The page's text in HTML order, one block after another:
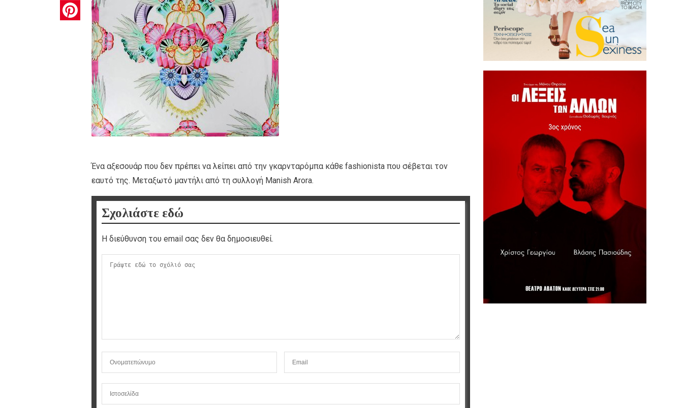
Pinterest
Ένα αξεσουάρ που δεν πρέπει να λείπει από την γκαρνταρόμπα κάθε fashionista που σέβεται τον
εαυτό της. Μεταξωτό μαντήλι από τη συλλογή Manish Arora.
Σχολιάστε εδώ
Η διεύθυνση του email σας δεν θα δημοσιευθεί.